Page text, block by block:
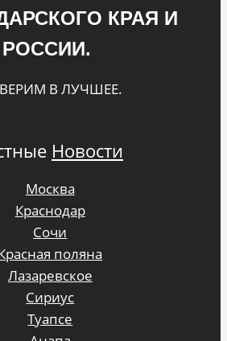
КРАЯ И
РОССИИ.
В ЛУЧШЕЕ.
Новости
Москва
Краснодар
Сочи
поляна
Лазаревское
Сириус
Туапсе